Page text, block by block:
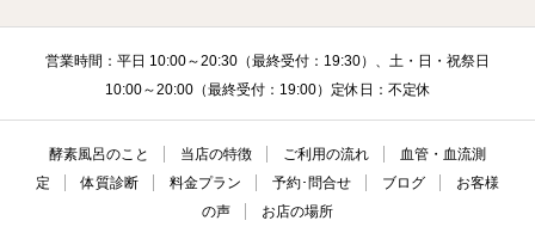
営業時間：平日 10:00～20:30（最終受付：19:30）、土・日・祝祭日
10:00～20:00（最終受付：19:00）定休日：不定休
酵素風呂のこと 当店の特徴 ご利用の流れ
血管・血流測
定
体質診断 料金プラン 予約･問合せ ブログ
お客様
の声
お店の場所